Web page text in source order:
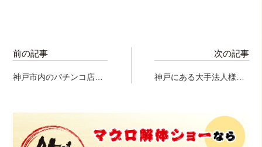
前の記事
神戸市内のパチンコ店様
次の記事
神戸にある大手法人様に